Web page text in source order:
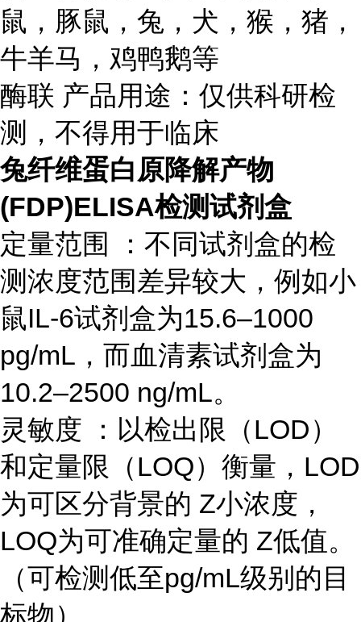
鼠，豚鼠，兔，犬，猴，猪，
牛羊马，鸡鸭鹅等
酶联 产品用途：仅供科研检
测，不得用于临床
兔纤维蛋白原降解产物
(FDP)ELISA检测试剂盒
定量范围 ：不同试剂盒的检
测浓度范围差异较大，例如小
鼠IL-6试剂盒为15.6–1000
pg/mL，而血清素试剂盒为
10.2–2500 ng/mL。
灵敏度 ：以检出限（LOD）
和定量限（LOQ）衡量，LOD
为可区分背景的 Z小浓度，
LOQ为可准确定量的 Z低值。
（可检测低至pg/mL级别的目
标物）